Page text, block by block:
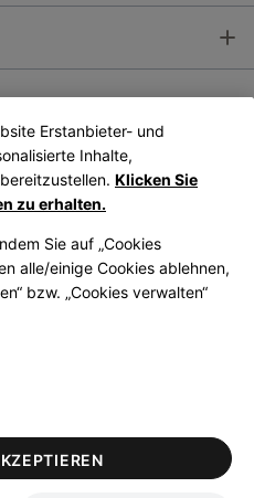
Bose Connect
App
Hinweis zu Cookies
Nutzungsbedingungen
Erstanbieter- und
Inhalte,
Klicken Sie
zu erhalten.
Sie auf „Cookies
alle/einige Cookies ablehnen,
bzw. „Cookies verwalten“